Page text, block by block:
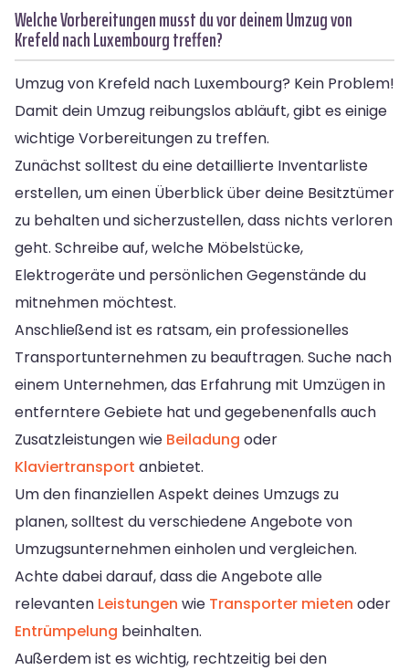
Welche Vorbereitungen musst du vor deinem Umzug von
Krefeld nach Luxembourg treffen?
Umzug von Krefeld nach Luxembourg? Kein Problem!
Damit dein Umzug reibungslos abläuft, gibt es einige
wichtige Vorbereitungen zu treffen.
Zunächst solltest du eine detaillierte Inventarliste
erstellen, um einen Überblick über deine Besitztümer
zu behalten und sicherzustellen, dass nichts verloren
geht. Schreibe auf, welche Möbelstücke,
Elektrogeräte und persönlichen Gegenstände du
mitnehmen möchtest.
Anschließend ist es ratsam, ein professionelles
Transportunternehmen zu beauftragen. Suche nach
einem Unternehmen, das Erfahrung mit Umzügen in
entferntere Gebiete hat und gegebenenfalls auch
Zusatzleistungen wie Beiladung oder
Klaviertransport anbietet.
Um den finanziellen Aspekt deines Umzugs zu
planen, solltest du verschiedene Angebote von
Umzugsunternehmen einholen und vergleichen.
Achte dabei darauf, dass die Angebote alle
relevanten Leistungen wie Transporter mieten oder
Entrümpelung beinhalten.
Außerdem ist es wichtig, rechtzeitig bei den